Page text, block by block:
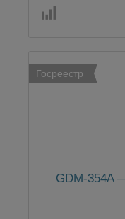
Госреестр
GDM-354A